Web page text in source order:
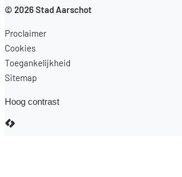
© 2026Stad Aarschot
Proclaimer
Cookies
Toegankelijkheid
Sitemap
Hoog contrast
LCP nv 2026 ©